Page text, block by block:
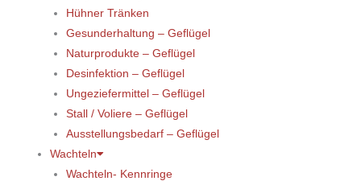
Hühner Tränken
Gesunderhaltung – Geflügel
Naturprodukte – Geflügel
Desinfektion – Geflügel
Ungeziefermittel – Geflügel
Stall / Voliere – Geflügel
Ausstellungsbedarf – Geflügel
Wachteln
Wachteln- Kennringe